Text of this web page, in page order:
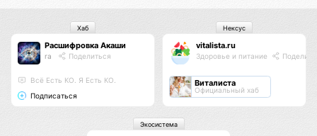
Расшифровка Акаши
ra Поделиться
Всё Есть КО. Я Есть КО.
Подписаться
Хаб
vitalista.ru
Здоровье и питание
Виталиста
Официальный хаб
Нексус
Экосистема